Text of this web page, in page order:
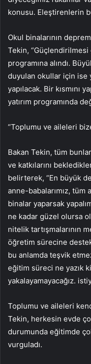
konusu. Eleştirenlerin
Okul binalarının
Tekin,
programına alındı.
duyulan okullar için ise
yapılacak. Bir kısmını
yatırım programında
“Toplumu ve aileleri
Bakan Tekin, tüm
ve katkılarını
belirterek, “En büyük
anne-babalarımız,
binalar yaparsak
ne kadar güzel olursa
nitelik tartışmalarının
öğretim sürecine
bu anlamda teşvik
eğitim süreci ne yazık
yakalayamayacağız.
Toplumu ve aileleri
Tekin, herkesin evde
durumunda eğitimde
vurguladı.